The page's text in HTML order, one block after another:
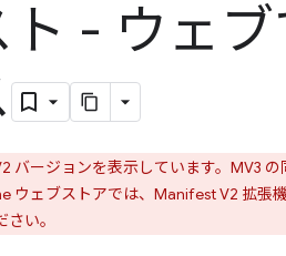
- ウェ
バージョンを表示しています。MV3 の
ウェブストアでは、Manifest V2 拡張
い。